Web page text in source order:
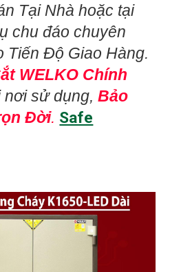
Tại Nhà hoặc tại
chu đáo chuyên
Tiến Độ Giao Hàng.
WELKO Chính
nơi sử dụng,Bảo
Đời. Safe